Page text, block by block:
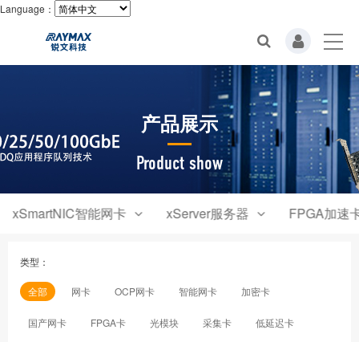
Language：
产品展示
Product show
xSmartNIC智能网卡 xServer服务器 FPGA加速
类型：
全部 网卡 OCP网卡 智能网卡 加密卡
国产网卡 FPGA卡 光模块 采集卡 低延迟卡